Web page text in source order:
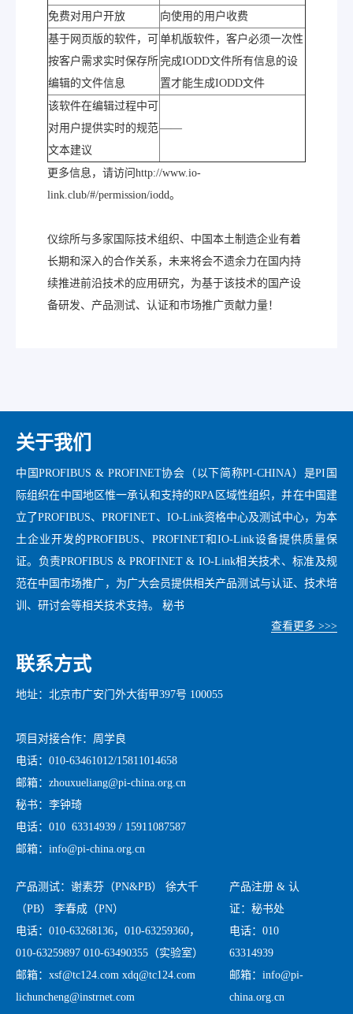
免费对用户开放
向使用的用户收费
基于网页版的软件，可
按客户需求实时保存所
编辑的文件信息
单机版软件，客户必须一次性
完成IODD文件所有信息的设
置才能生成IODD文件
该软件在编辑过程中可
对用户提供实时的规范
文本建议
——
更多信息，请访问http://www.io-
link.club/#/permission/iodd。
仪综所与多家国际技术组织、中国本土制造企业有着
长期和深入的合作关系，未来将会不遗余力在国内持
续推进前沿技术的应用研究，为基于该技术的国产设
备研发、产品测试、认证和市场推广贡献力量！
关于我们
中国PROFIBUS & PROFINET协会（以下简称PI-CHINA）是PI国
际组织在中国地区惟一承认和支持的RPA区域性组织，并在中国建
立了PROFIBUS、PROFINET、IO-Link资格中心及测试中心，为本
土企业开发的PROFIBUS、PROFINET和IO-Link设备提供质量保
证。负责PROFIBUS & PROFINET & IO-Link相关技术、标准及规
范在中国市场推广，为广大会员提供相关产品测试与认证、技术培
训、研讨会等相关技术支持。 秘书
查看更多 >>>
联系方式
地址：北京市广安门外大街甲397号 100055
项目对接合作：周学良
电话：010-63461012/15811014658
邮箱：zhouxueliang@pi-china.org.cn
秘书：李钟琦
电话：010 63314939 / 15911087587
邮箱：info@pi-china.org.cn
产品测试：谢素芬（PN&PB） 徐大千
（PB） 李春成（PN）
电话：010-63268136，010-63259360，
010-63259897 010-63490355（实验室）
邮箱：xsf@tc124.com xdq@tc124.com
lichuncheng@instrnet.com
产品注册 & 认
证：秘书处
电话：010
63314939
邮箱：info@pi-
china.org.cn